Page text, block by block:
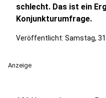
schlecht. Das ist ein
Konjunkturumfrage.
Veröffentlicht: Samstag,
Anzeige